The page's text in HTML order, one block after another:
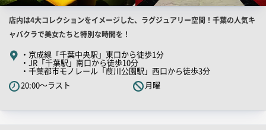
店
舗
PR
キ
ッ
店内は4大コレクションをイメージした、ラグジュアリー空間！千葉の人気キ
ャバクラで美女たちと特別な時間を！
・京成線「千葉中央駅」東口から徒歩1分
・JR「千葉駅」南口から徒歩10分
・千葉都市モノレール「葭川公園駅」西口から徒歩3分
20:00～ラスト
月曜